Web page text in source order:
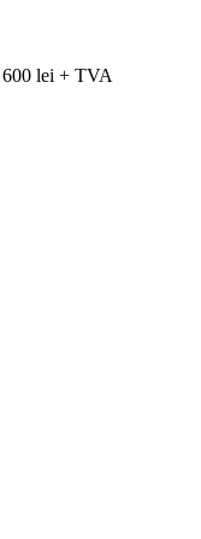
600 lei + TVA